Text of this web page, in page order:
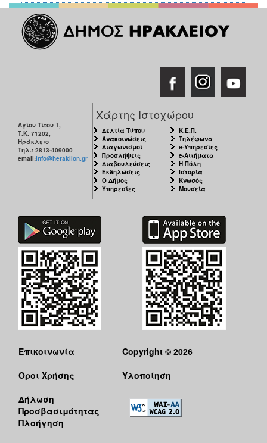
Αγίου Τίτου 1,
Τ.Κ. 71202,
Ηράκλειο
Τηλ.: 2813-409000
email:info@heraklion.gr
Χάρτης Ιστοχώρου
Δελτία Τύπου
Ανακοινώσεις
Διαγωνισμοί
Προσλήψεις
Διαβουλεύσεις
Εκδηλώσεις
Ο Δήμος
Υπηρεσίες
Κ.Ε.Π.
Τηλέφωνα
e-Υπηρεσίες
e-Αιτήματα
Η Πόλη
Ιστορία
Κνωσός
Μουσεία
Επικοινωνία
Όροι Χρήσης
Δήλωση
Προσβασιμότητας
Πλοήγηση
Copyright © 2026
Υλοποίηση